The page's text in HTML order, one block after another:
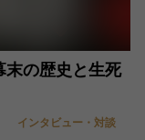
末の歴史と生死
インタビュー・対談